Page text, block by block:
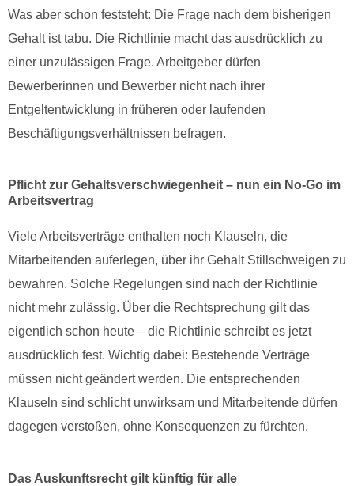
Was aber schon feststeht: Die Frage nach dem bisherigen
Gehalt ist tabu. Die Richtlinie macht das ausdrücklich zu
einer unzulässigen Frage. Arbeitgeber dürfen
Bewerberinnen und Bewerber nicht nach ihrer
Entgeltentwicklung in früheren oder laufenden
Beschäftigungsverhältnissen befragen.
Pflicht zur Gehaltsverschwiegenheit – nun ein No-Go im
Arbeitsvertrag
Viele Arbeitsverträge enthalten noch Klauseln, die
Mitarbeitenden auferlegen, über ihr Gehalt Stillschweigen zu
bewahren. Solche Regelungen sind nach der Richtlinie
nicht mehr zulässig. Über die Rechtsprechung gilt das
eigentlich schon heute – die Richtlinie schreibt es jetzt
ausdrücklich fest. Wichtig dabei: Bestehende Verträge
müssen nicht geändert werden. Die entsprechenden
Klauseln sind schlicht unwirksam und Mitarbeitende dürfen
dagegen verstoßen, ohne Konsequenzen zu fürchten.
Das Auskunftsrecht gilt künftig für alle